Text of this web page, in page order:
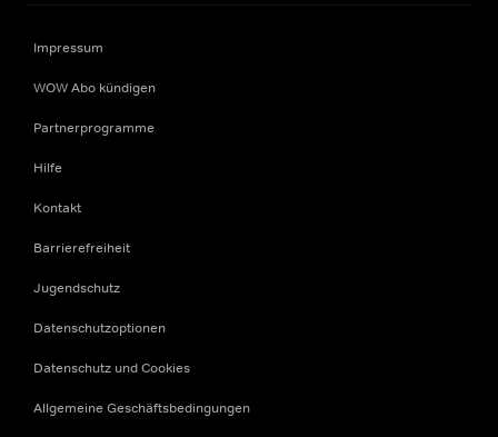
Impressum
WOW Abo kündigen
Partnerprogramme
Hilfe
Kontakt
Barrierefreiheit
Jugendschutz
Datenschutzoptionen
Datenschutz und Cookies
Allgemeine Geschäftsbedingungen